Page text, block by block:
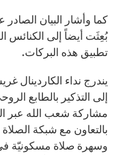
كما وأشار البيان
بُعِثَت أيضاً إلى الكنائس
تطبيق هذه البركات.
يندرج نداء
إلى التذكير بالطابع
مشاركة شعب الله عبر
بالتعاون مع شبكة الصلاة